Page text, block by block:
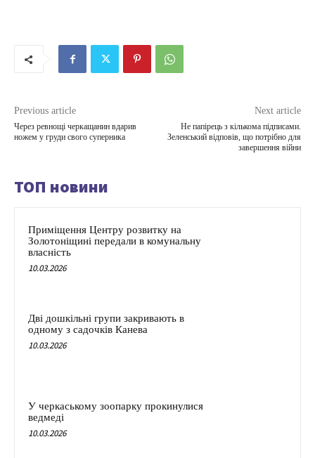
Previous article
Через ревнощі черкащанин вдарив
ножем у груди свого суперника
Next article
Не папірець з кількома підписами.
Зеленський відповів, що потрібно для
завершення війни
ТОП новини
Приміщення Центру розвитку на
Золотоніщині передали в комунальну
власність
10.03.2026
Дві дошкільні групи закривають в
одному з садочків Канева
10.03.2026
У черкаському зоопарку прокинулися
ведмеді
10.03.2026